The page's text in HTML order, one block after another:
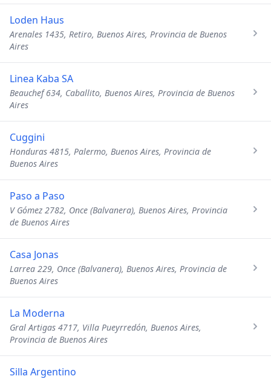
Loden Haus
Arenales 1435, Retiro, Buenos Aires, Provincia de Buenos
Aires
Linea Kaba SA
Beauchef 634, Caballito, Buenos Aires, Provincia de Buenos
Aires
Cuggini
Honduras 4815, Palermo, Buenos Aires, Provincia de
Buenos Aires
Paso a Paso
V Gómez 2782, Once (Balvanera), Buenos Aires, Provincia
de Buenos Aires
Casa Jonas
Larrea 229, Once (Balvanera), Buenos Aires, Provincia de
Buenos Aires
La Moderna
Gral Artigas 4717, Villa Pueyrredón, Buenos Aires,
Provincia de Buenos Aires
Silla Argentino